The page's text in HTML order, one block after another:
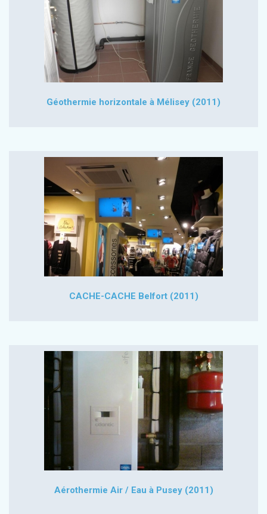
Géothermie horizontale à Mélisey (2011)
CACHE-CACHE Belfort (2011)
Aérothermie Air / Eau à Pusey (2011)